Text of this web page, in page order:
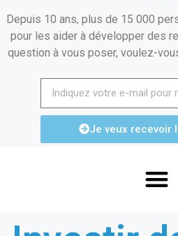
Depuis 10 ans, plus de 15 000
pour les aider à développer des
question à vous poser, voulez-
Je veux recevoir